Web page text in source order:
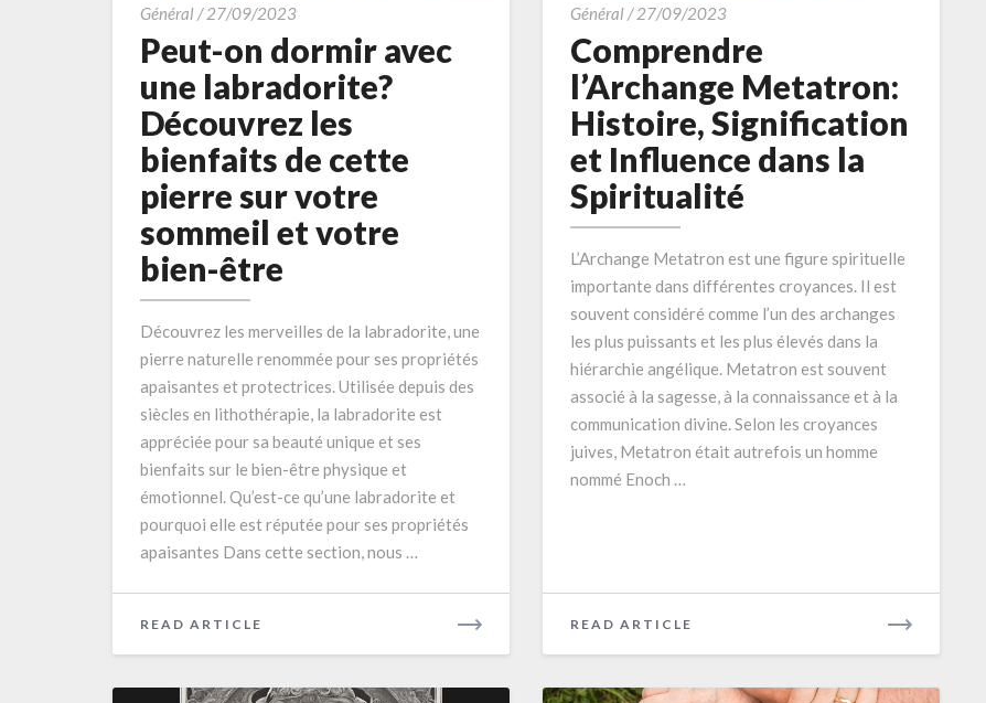
Général /27/09/2023Peut-
on
dormir
avec
une
labradorite?
Découvrez
les
bienfaits
sur
votre
sommeil
et
votre
bien-
être
Peut-on dormir avec
une labradorite?
Découvrez les
bienfaits de cette
pierre sur votre
sommeil et votre
bien-être
Découvrez les merveilles de la labradorite, une
pierre naturelle renommée pour ses propriétés
apaisantes et protectrices. Utilisée depuis des
siècles en lithothérapie, la labradorite est
appréciée pour sa beauté unique et ses
bienfaits sur le bien-être physique et
émotionnel. Qu’est-ce qu’une labradorite et
pourquoi elle est réputée pour ses propriétés
apaisantes Dans cette section, nous …
READ ARTICLE
MORE
Général /27/09/2023Comprendre
l’Archange
Metatron:
Histoire,
Signification
et
Influence
dans
Spiritualité
Comprendre
l’Archange Metatron:
Histoire, Signification
et Influence dans la
Spiritualité
L’Archange Metatron est une figure spirituelle
importante dans différentes croyances. Il est
souvent considéré comme l’un des archanges
les plus puissants et les plus élevés dans la
hiérarchie angélique. Metatron est souvent
associé à la sagesse, à la connaissance et à la
communication divine. Selon les croyances
juives, Metatron était autrefois un homme
nommé Enoch …
READ ARTICLE
MORE